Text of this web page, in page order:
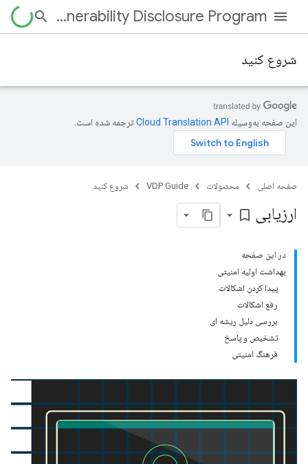
Vulnerability Disclosure Program
شروع کنید
این صفحه به‌وسیله ترجمه شده است.
صفحه اصلی محصولات VDP Guide شروع کنید
ارزیابی bookmark_border
در این صفحه
بهداشت اولیه امنیتی
پیدا کردن اشکالات
رفع اشکالات
بررسی دلیل ریشه ای
تشخیص و پاسخ
فرهنگ امنیتی